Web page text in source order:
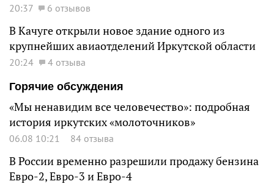
20:37 6 отзывов
В Качуге открыли новое здание одного из
крупнейших авиаотделений Иркутской области
20:24
4 отзыва
Горячие обсуждения
«Мы ненавидим все человечество»: подробная
история иркутских «молоточников»
06.08 10:21 84 отзыва
В России временно разрешили продажу бензина
Евро-2, Евро-3 и Евро-4